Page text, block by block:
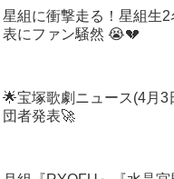
星組に衝撃走る！星組生2
表にファン騒然 😭💔
🌟宝塚歌劇ニュース(4月3
団者発表🚀